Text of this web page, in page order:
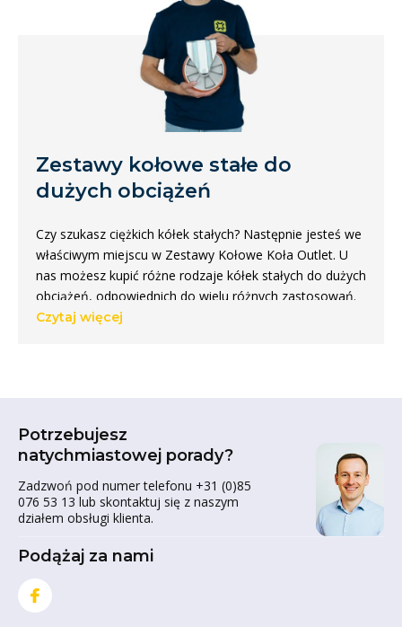
Zestawy kołowe stałe do
dużych obciążeń
Czy szukasz ciężkich kółek stałych? Następnie jesteś we
właściwym miejscu w Zestawy Kołowe Koła Outlet. U
nas możesz kupić różne rodzaje kółek stałych do dużych
obciążeń, odpowiednich do wielu różnych zastosowań.
Kółka do dużych obciążeń, zwane również
Państwo szeroki wybór wysokiej jakości kółek stałych
do dużych obciążeń.
Rodzaje kółek stałych do
dużych obciążeń
modeli kółek stałych do dużych obciążeń. Na przykład,
Czytaj więcej
Potrzebujesz
natychmiastowej porady?
Zadzwoń pod numer telefonu +31 (0)85
076 53 13 lub skontaktuj się z naszym
działem obsługi klienta.
Podążaj za nami